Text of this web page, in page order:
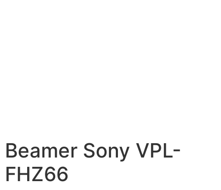
Beamer Sony VPL-
FHZ66